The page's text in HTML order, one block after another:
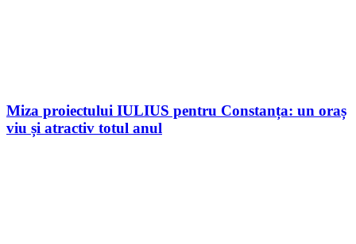
Miza proiectului IULIUS pentru Constanța: un oraș
viu și atractiv totul anul